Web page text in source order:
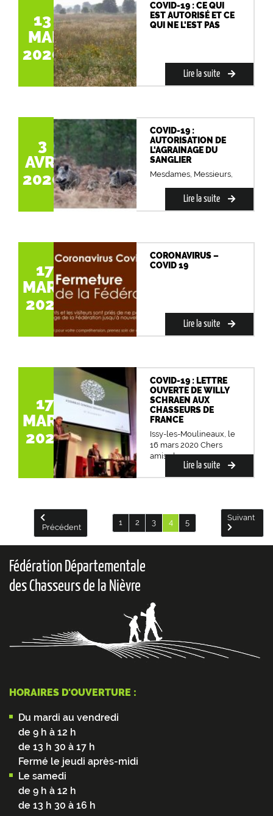
13
MAI
2020
COVID-19 : CE QUI
EST AUTORISÉ ET CE
QUI NE L'EST PAS
Lire la suite
3
AVR.
2020
COVID-19 :
AUTORISATION DE
L'AGRAINAGE DU
SANGLIER
Mesdames, Messieurs,
Lire la suite
17
MARS
2020
CORONAVIRUS –
COVID 19
Lire la suite
17
MARS
2020
COVID-19 : LETTRE
OUVERTE DE WILLY
SCHRAEN AUX
CHASSEURS DE
FRANCE
Issy-les-Moulineaux, le
16 mars 2020 Chers
amis chasseurs,...
Lire la suite
Précédent
1 2 3 4 5
Suivant
Fédération Départementale
des Chasseurs de la Nièvre
HORAIRES D'OUVERTURE :
Du mardi au vendredi
de 9 h à 12 h
de 13 h 30 à 17 h
Fermé le jeudi après-midi
Le samedi
de 9 h à 12 h
de 13 h 30 à 16 h